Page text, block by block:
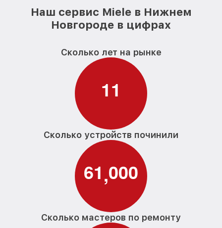
Наш сервис Miele в Нижнем
Новгороде в цифрах
Сколько лет на рынке
11
Сколько устройств починили
61,000
Сколько мастеров по ремонту